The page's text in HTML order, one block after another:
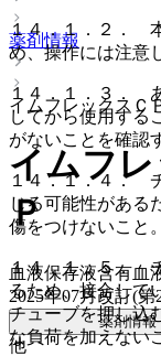
１４．１．２．
め、操作には注意
１４．１．３．
してから使用する
がないことを確認
１４．１．４．
じる可能性がある
傷をつけないこと。
１４．１．５．
るため、接合して
チューブを押し込
な負荷を加えない
薬剤情報
イムフレックスＣ
イムフ
Ｐ
血液保存液含有血
2025年07月改訂(第
薬剤情報
他